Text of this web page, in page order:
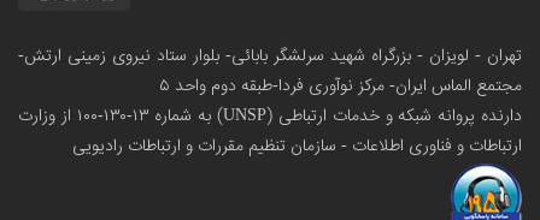
تهران - لویزان - بزرگراه شهید سرلشگر بابائی- بلوار ستاد نیروی زمینی ارتش-
مجتمع الماس ایران- مرکز نوآوری فردا-طبقه دوم واحد ۵
دارنده پروانه شبکه و خدمات ارتباطی (UNSP) به شماره ۱۳-۱۳۰-۱۰۰
از وزارت
ارتباطات و فناوری اطلاعات - سازمان تنظیم مقررات و ارتباطات رادیویی